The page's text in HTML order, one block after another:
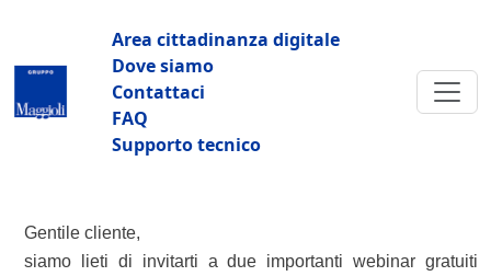
Navigazione principale
Area cittadinanza digitale
Dove siamo
Contattaci
FAQ
Supporto tecnico
Gentile cliente,
siamo lieti di invitarti a due importanti webinar gratuiti